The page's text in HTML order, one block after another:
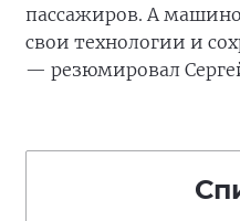
пассажиров. А
свои технологии и
— резюмировал